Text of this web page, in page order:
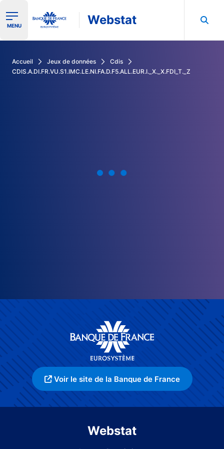
Ouvrir le menu de navigation
MENU Webstat
Accueil Jeux de données
Cdis
CDIS.A.DI.FR.VU.S1.IMC.LE.NI.FA.D.F5.ALL.EUR.I._X._X.FDI_T._Z
Voir le site de la Banque de France
Webstat